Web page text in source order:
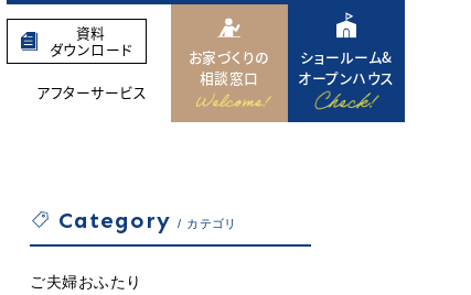
資料
ダウンロード
お家づくりの
相談窓口
ショールーム&
オープンハウス
アフターサービス
Category カテゴリ
ご夫婦おふたり